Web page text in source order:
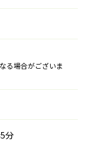
る場合がございま
分